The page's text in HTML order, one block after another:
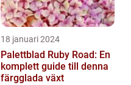
18 januari 2024
Palettblad Ruby Road: En
komplett guide till denna
färgglada växt